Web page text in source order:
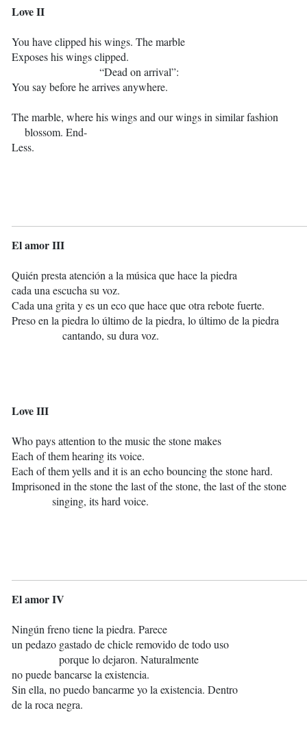
Love II
You have clipped his wings. The marble
Exposes his wings clipped.
“Dead on arrival”:
You say before he arrives anywhere.
The marble, where his wings and our wings in similar fashion
blossom. End-
Less.
El amor III
Quién presta atención a la música que hace la piedra
cada una escucha su voz.
Cada una grita y es un eco que hace que otra rebote fuerte.
Preso en la piedra lo último de la piedra, lo último de la piedra
cantando, su dura voz.
Love III
Who pays attention to the music the stone makes
Each of them hearing its voice.
Each of them yells and it is an echo bouncing the stone hard.
Imprisoned in the stone the last of the stone, the last of the stone
singing, its hard voice.
El amor IV
Ningún freno tiene la piedra. Parece
un pedazo gastado de chicle removido de todo uso
porque lo dejaron. Naturalmente
no puede bancarse la existencia.
Sin ella, no puedo bancarme yo la existencia. Dentro
de la roca negra.